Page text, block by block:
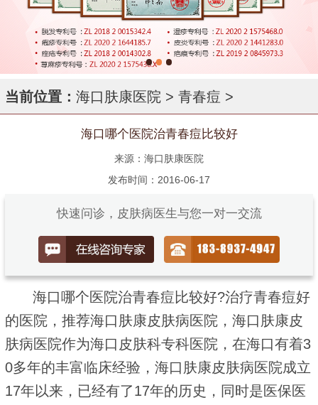
当前位置： 海口肤康医院 > 青春痘 >
海口哪个医院治青春痘比较好
来源：海口肤康医院
发布时间：2016-06-17
快速问诊，皮肤病医生与您一对一交流
海口哪个医院治青春痘比较好?治疗青春痘好
的医院，推荐海口肤康皮肤病医院，海口肤康皮
肤病医院作为海口皮肤科专科医院，在海口有着3
0多年的丰富临床经验，海口肤康皮肤病医院成立
17年以来，已经有了17年的历史，同时是医保医